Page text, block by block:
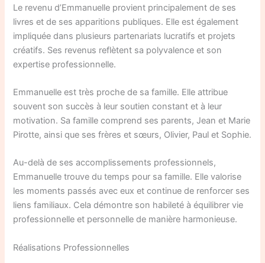
Le revenu d’Emmanuelle provient principalement de ses
livres et de ses apparitions publiques. Elle est également
impliquée dans plusieurs partenariats lucratifs et projets
créatifs. Ses revenus reflètent sa polyvalence et son
expertise professionnelle.
Emmanuelle est très proche de sa famille. Elle attribue
souvent son succès à leur soutien constant et à leur
motivation. Sa famille comprend ses parents, Jean et Marie
Pirotte, ainsi que ses frères et sœurs, Olivier, Paul et Sophie.
Au-delà de ses accomplissements professionnels,
Emmanuelle trouve du temps pour sa famille. Elle valorise
les moments passés avec eux et continue de renforcer ses
liens familiaux. Cela démontre son habileté à équilibrer vie
professionnelle et personnelle de manière harmonieuse.
Réalisations Professionnelles